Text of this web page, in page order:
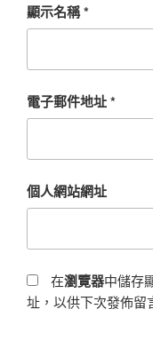
顯示名稱*
電子郵件地址*
個人網站網址
在瀏覽器中儲存
址，以供下次發佈留